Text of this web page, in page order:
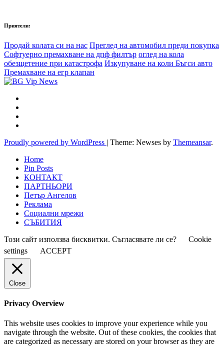
Приятели:
Продай колата си на нас Преглед на автомобил преди покупка
Софтуерно премахване на дпф филтър оглед на кола
обезщетение при катастрофа Изкупуване на коли Бъгси авто
Премахване на егр клапан
Proudly powered by WordPress | Theme: Newses by Themeansar.
Home
Pin Posts
КОНТАКТ
ПАРТНЬОРИ
Петър Ангелов
Реклама
Социални мрежи
СЪБИТИЯ
Този сайт използва бисквитки. Съгласявате ли се?
Cookie
settings
ACCEPT
Close
Privacy Overview
This website uses cookies to improve your experience while you
navigate through the website. Out of these cookies, the cookies that
are categorized as necessary are stored on your browser as they are